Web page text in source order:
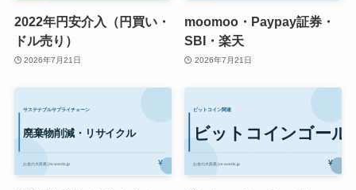
2022年円安介入（円買い・
ドル売り）
2026年7月21日
moomoo・Paypay証券・
SBI・楽天
2026年7月21日